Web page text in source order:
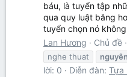
báu, là tuyển tập
qua quy luật băng
tuyển chọn nó
Lan Hương
Chủ đề
nghe thuat
nguyên
lời: 0
Diễn đàn: Tựa